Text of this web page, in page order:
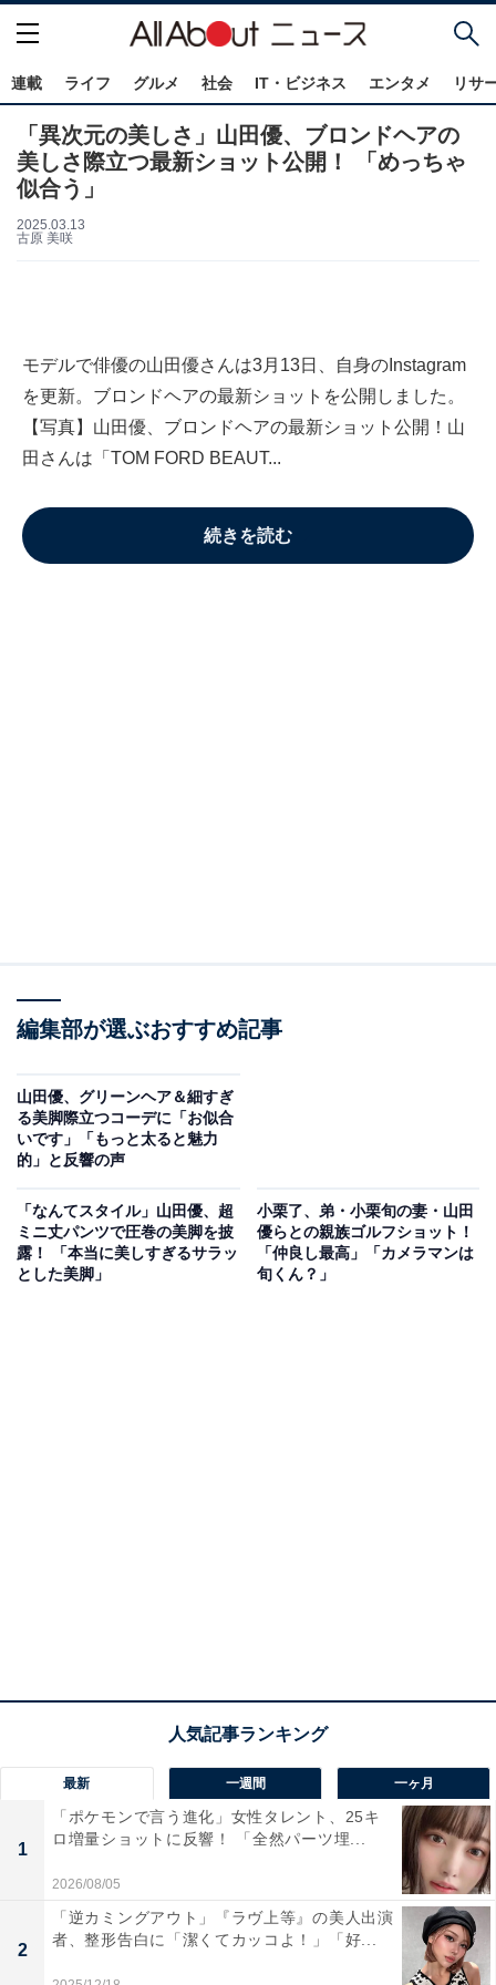
連載 ライフ グルメ 社会 IT・ビジネス エンタメ リサ
「異次元の美しさ」山田優、ブロンドヘアの
美しさ際立つ最新ショット公開！ 「めっちゃ
似合う」
2025.03.13
古原 美咲
モデルで俳優の山田優さんは3月13日、自身のInstagram
を更新。ブロンドヘアの最新ショットを公開しました。
【写真】山田優、ブロンドヘアの最新ショット公開！山
田さんは「TOM FORD BEAUT...
続きを読む
編集部が選ぶおすすめ記事
山田優、グリーンヘア＆細すぎ
る美脚際立つコーデに「お似合
いです」「もっと太ると魅力
的」と反響の声
「なんてスタイル」山田優、超
ミニ丈パンツで圧巻の美脚を披
露！ 「本当に美しすぎるサラッ
とした美脚」
小栗了、弟・小栗旬の妻・山田
優らとの親族ゴルフショット！
「仲良し最高」「カメラマンは
旬くん？」
最新 一週間 一ヶ月
1
「ポケモンで言う進化」女性タレント、25キ
ロ増量ショットに反響！ 「全然パーツ埋...
2026/08/05
2
「逆カミングアウト」『ラヴ上等』の美人出演
者、整形告白に「潔くてカッコよ！」「好...